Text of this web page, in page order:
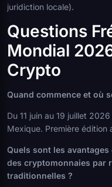
juridiction locale).
Questions
Mondial
Crypto
Quand commence et où
Du 11 juin au 19 juillet
Mexique. Première édition
Quels sont les
des cryptomonnaies par
traditionnelles ?